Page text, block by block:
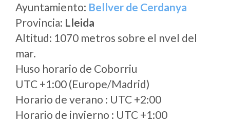
Ayuntamiento: Bellver de Cerdanya
Provincia: Lleida
Altitud: 1070 metros sobre el nvel del
mar.
Huso horario de Coborriu
UTC +1:00 (Europe/Madrid)
Horario de verano : UTC +2:00
Horario de invierno : UTC +1:00